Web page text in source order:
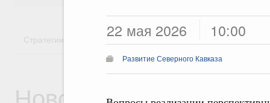
22 мая 2026 10:00
Развитие Северного Кавказа
Стратегии Государственные программы